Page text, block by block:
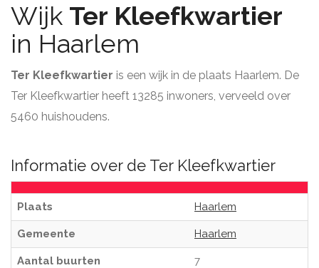
Wijk Ter Kleefkwartier
in Haarlem
Ter Kleefkwartier is een wijk in de plaats Haarlem. De
Ter Kleefkwartier heeft 13285 inwoners, verveeld over
5460 huishoudens.
Informatie over de Ter Kleefkwartier
Plaats Haarlem
Gemeente Haarlem
Aantal buurten 7